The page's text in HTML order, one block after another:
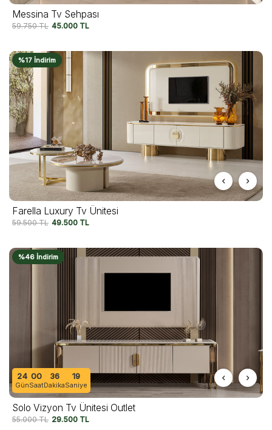
Messina Tv Sehpası
59.750TL 45.000 TL
%17 İndirim
Farella Luxury Tv Ünitesi
59.500TL 49.500 TL
24
Gün
00
Saat
36
Dakika
16
Saniye
%46 İndirim
Solo Vizyon Tv Ünitesi Outlet
55.000TL 29.500 TL